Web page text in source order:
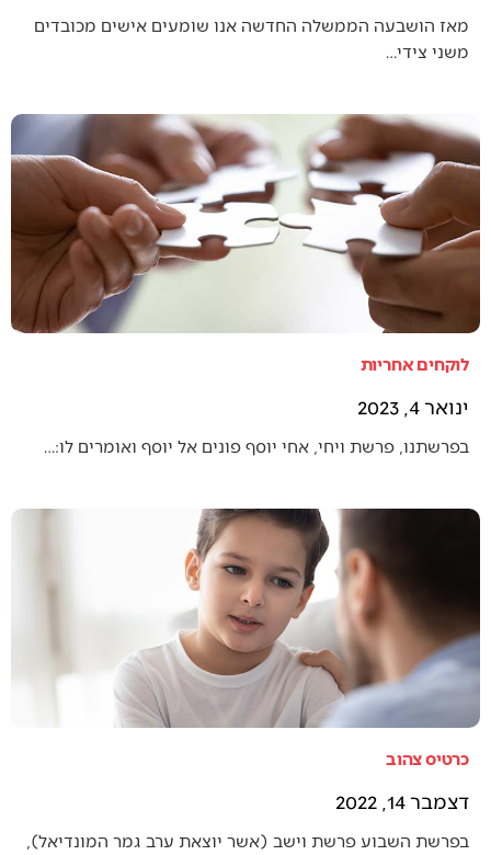
מאז הושבעה הממשלה החדשה אנו שומעים אישים מכובדים
משני צידי…
לוקחים אחריות
ינואר 4, 2023
בפרשתנו, פרשת ויחי, אחי יוסף פונים אל יוסף ואומרים לו:…
כרטיס צהוב
דצמבר 14, 2022
בפרשת השבוע פרשת וישב (אשר יוצאת ערב גמר המונדיאל),